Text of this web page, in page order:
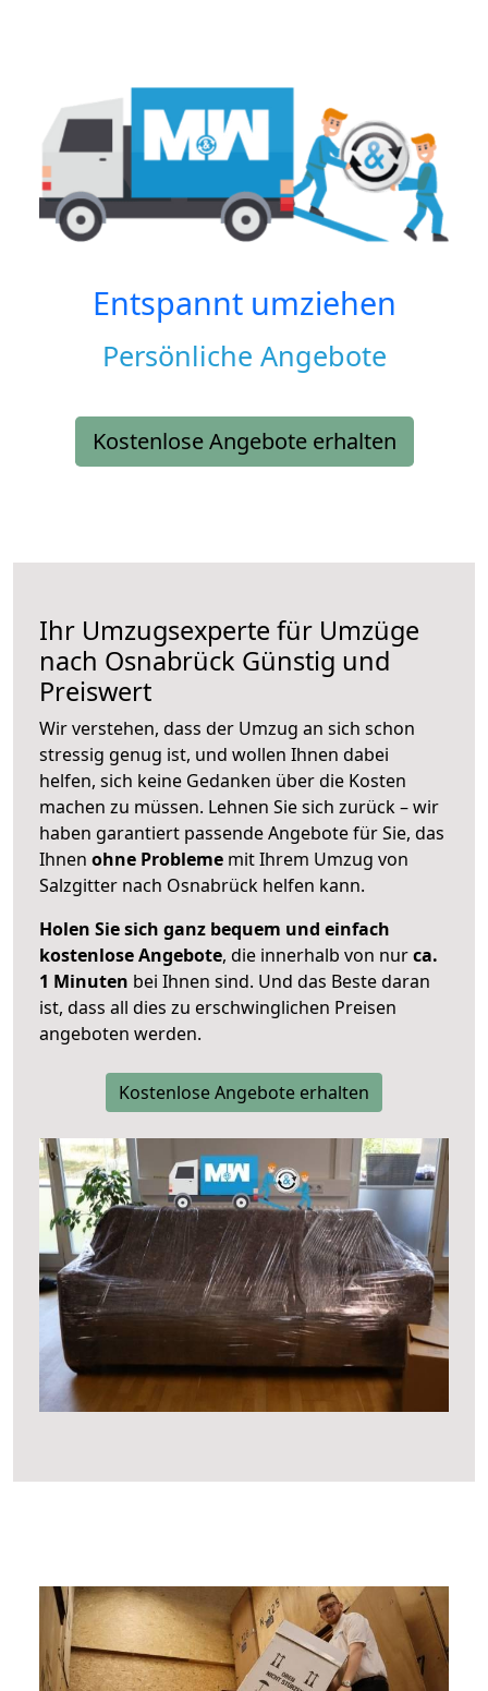
Entspannt umziehen
Persönliche Angebote
Kostenlose Angebote erhalten
Ihr Umzugsexperte für Umzüge
nach Osnabrück Günstig und
Preiswert
Wir verstehen, dass der Umzug an sich schon
stressig genug ist, und wollen Ihnen dabei
helfen, sich keine Gedanken über die Kosten
machen zu müssen. Lehnen Sie sich zurück – wir
haben garantiert passende Angebote für Sie, das
Ihnen ohne Probleme mit Ihrem Umzug von
Salzgitter nach Osnabrück helfen kann.
Holen Sie sich ganz bequem und einfach
kostenlose Angebote, die innerhalb von nurca.
1 Minuten bei Ihnen sind. Und das Beste daran
ist, dass all dies zu erschwinglichen Preisen
angeboten werden.
Kostenlose Angebote erhalten